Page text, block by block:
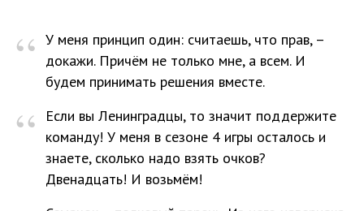
“ У меня принцип один: считаешь, что прав, –
докажи. Причём не только мне, а всем. И
будем принимать решения вместе.
“
Если вы Ленинградцы, то значит поддержите
команду! У меня в сезоне 4 игры осталось и
знаете, сколько надо взять очков?
Двенадцать! И возьмём!